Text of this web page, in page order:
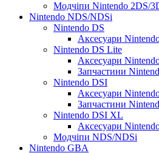
Модчіпи Nintendo 2DS/
Nintendo NDS/NDSi
Nintendo DS
Аксесуари
Nintendo DS Lite
Аксесуари
Запчастини
Nintendo DSI
Аксесуари
Запчастини
Nintendo DSI XL
Аксесуари
Модчіпи NDS/NDSi
Nintendo GBA